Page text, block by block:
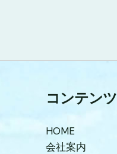
コンテンツ
HOME
会社案内